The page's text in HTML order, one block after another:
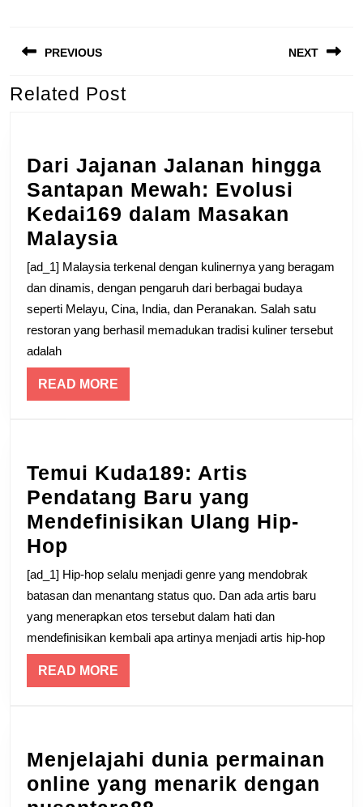
navigation
PREVIOUS
Previous
NEXT
Related Post
Dari Jajanan Jalanan hingga
Santapan Mewah: Evolusi
Kedai169 dalam Masakan
Malaysia
Jajanan
Jalanan
hingga
Santapan
Kedai169
Malaysia
[ad_1] Malaysia terkenal dengan kulinernya yang beragam
dan dinamis, dengan pengaruh dari berbagai budaya
seperti Melayu, Cina, India, dan Peranakan. Salah satu
restoran yang berhasil memadukan tradisi kuliner tersebut
adalah
READ MORE
MORE
Temui Kuda189: Artis
Pendatang Baru yang
Mendefinisikan Ulang Hip-
Hop
Kuda189:
Artis
Pendatang
Baru
yang
Mendefinisikan
Hop
[ad_1] Hip-hop selalu menjadi genre yang mendobrak
batasan dan menantang status quo. Dan ada artis baru
yang menerapkan etos tersebut dalam hati dan
mendefinisikan kembali apa artinya menjadi artis hip-hop
READ MORE
MORE
Menjelajahi dunia permainan
online yang menarik dengan